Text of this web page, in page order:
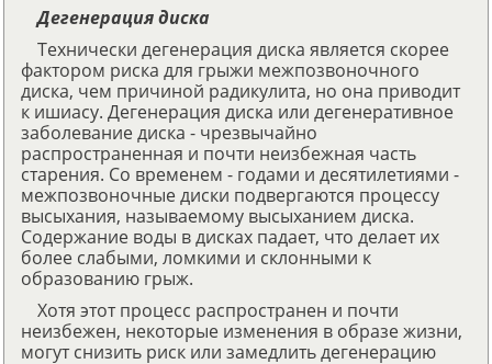
Дегенерация диска
Технически дегенерация диска является скорее
фактором риска для грыжи межпозвоночного
диска, чем причиной радикулита, но она приводит
к ишиасу. Дегенерация диска или дегенеративное
заболевание диска - чрезвычайно
распространенная и почти неизбежная часть
старения. Со временем - годами и десятилетиями -
межпозвоночные диски подвергаются процессу
высыхания, называемому высыханием диска.
Содержание воды в дисках падает, что делает их
более слабыми, ломкими и склонными к
образованию грыж.
Хотя этот процесс распространен и почти
неизбежен, некоторые изменения в образе жизни,
могут снизить риск или замедлить дегенерацию